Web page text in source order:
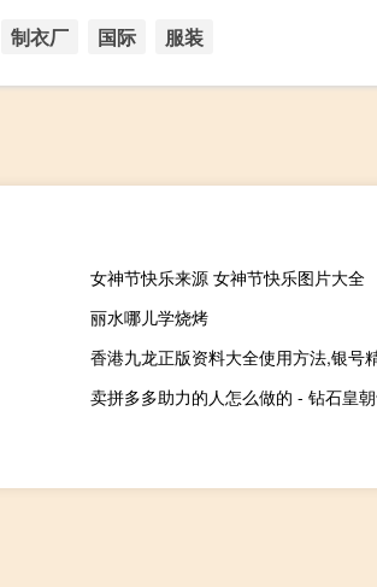
制衣厂 国际 服装
女神节快乐来源 女神节快乐图片大全
丽水哪儿学烧烤
香港九龙正版资料大全使用方法,银号
卖拼多多助力的人怎么做的 - 钻石皇